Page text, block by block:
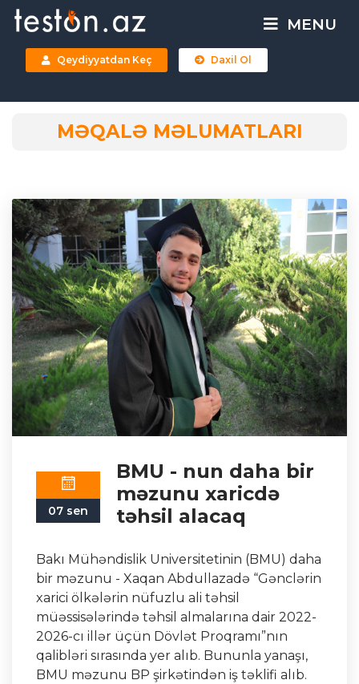
MENU
Qeydiyyatdan Keç Daxil Ol
MƏQALƏ MƏLUMATLARI
07 sen
BMU - nun daha bir
məzunu xaricdə
təhsil alacaq
Bakı Mühəndislik Universitetinin (BMU) daha
bir məzunu - Xaqan Abdullazadə “Gənclərin
xarici ölkələrin nüfuzlu ali təhsil
müəssisələrində təhsil almalarına dair 2022-
2026-cı illər üçün Dövlət Proqramı”nın
qalibləri sırasında yer alıb. Bununla yanaşı,
BMU məzunu BP şirkətindən iş təklifi alıb.